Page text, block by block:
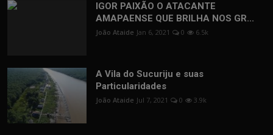
IGOR PAIXÃO O ATACANTE
AMAPAENSE QUE BRILHA NOS GR...
João Ataide Jan 6, 2021 0 6.5k
A Vila do Sucuriju e suas
Particularidades
João Ataide Jul 7, 2021 0 3.9k